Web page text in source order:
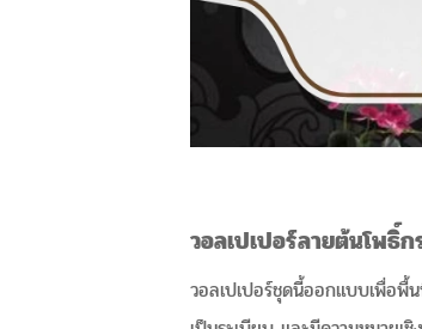
วอลเปเปอร์ลายต้นโพ
วอลเปเปอร์ชุดนี้ออกแบบเพื่อ